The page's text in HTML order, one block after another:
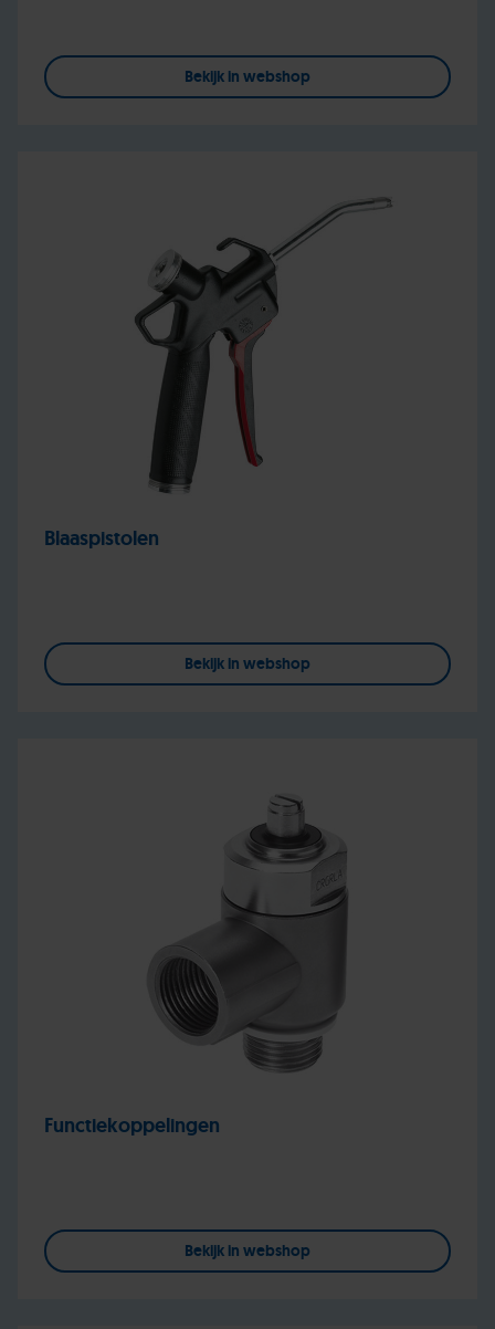
Bekijk in webshop
Blaaspistolen
Bekijk in webshop
Functiekoppelingen
Bekijk in webshop